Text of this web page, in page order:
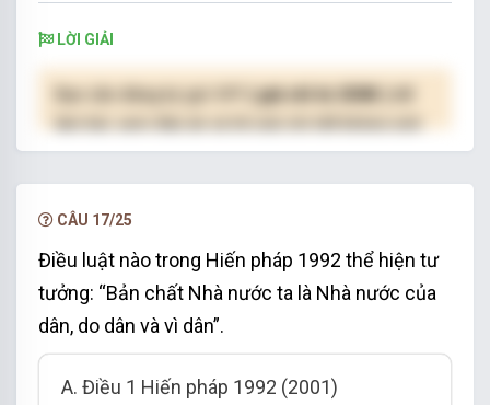
LỜI GIẢI
( giá chỉ từ 250K )
hạn.
CÂU 17/25
Điều luật nào trong Hiến pháp 1992 thể hiện tư
tưởng: “Bản chất Nhà nước ta là Nhà nước của
dân, do dân và vì dân”.
A. Điều 1 Hiến pháp 1992 (2001)